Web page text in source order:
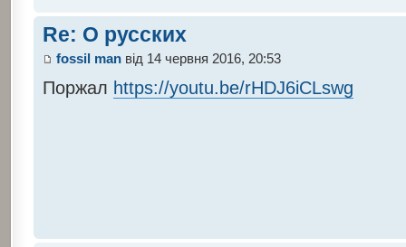
Re: О русских
fossil manвід 14 червня 2016, 20:53
Поржал https://youtu.be/rHDJ6iCLswg